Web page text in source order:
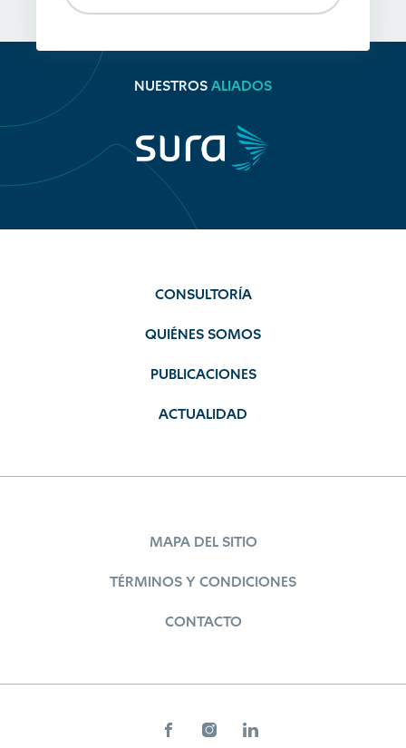
NUESTROS ALIADOS
CONSULTORÍA
QUIÉNES SOMOS
PUBLICACIONES
ACTUALIDAD
MAPA DEL SITIO
TÉRMINOS Y CONDICIONES
CONTACTO